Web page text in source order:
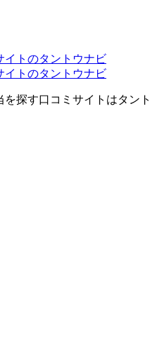
探す口コミサイトはタント